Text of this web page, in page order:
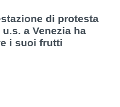
di protesta
a Venezia ha
i suoi frutti